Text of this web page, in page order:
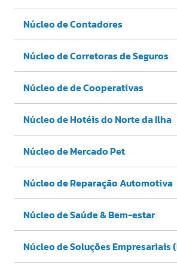
Núcleo de Contadores
Núcleo de Corretoras de Seguros
Núcleo de de Cooperativas
Núcleo de Hotéis do Norte da Ilha
Núcleo de Mercado Pet
Núcleo de Reparação Automotiva
Núcleo de Saúde & Bem-estar
Núcleo de Soluções Empresariais